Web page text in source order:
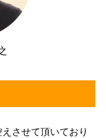
させて頂いており